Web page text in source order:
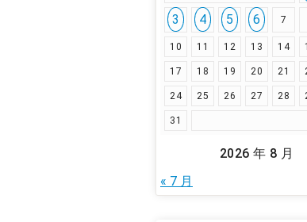
2026 年 8 月
3
4 5 6 7
10 11 12 13 14
17 18 19 20 21
24 25 26 27 28
31
« 7 月